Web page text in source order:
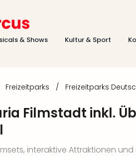
& Shows Kultur & Sport
Freizeitparks / Freizeitparks
Filmstadt inkl.
interaktive Attraktionen